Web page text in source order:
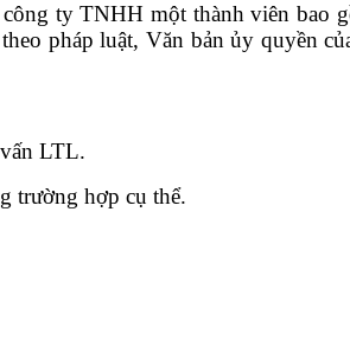
ty TNHH một thành viên
pháp luật, Văn bản ủy quyền
LTL.
trường hợp cụ thể.